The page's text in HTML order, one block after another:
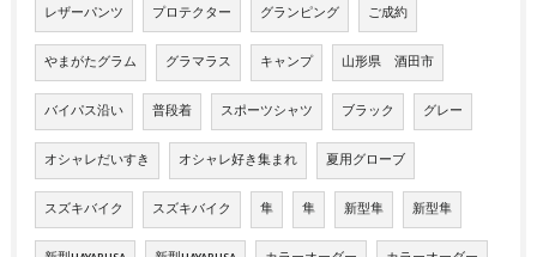
レザーパンツ プロテクター グランピング ご成約
やまがたグラム グラマラス キャンプ 山形県 酒田市
バイパス沿い 普段着 スポーツシャツ ブラック グレー
オシャレだいすき オシャレ好き集まれ 夏用グローブ
スズキバイク スズキバイク 隼 隼 新型隼 新型隼